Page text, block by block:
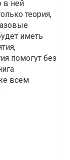
в ней
теория,
иметь
помогут без
всем